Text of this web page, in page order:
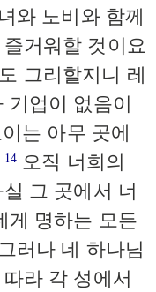
와 노비와 함께
거워할 것이요
그리할지니 레
기업이 없음이
는 아무 곳에
14오직 너희의
그 곳에서 너
게 명하는 모든
그러나 네 하나님
라 각 성에서